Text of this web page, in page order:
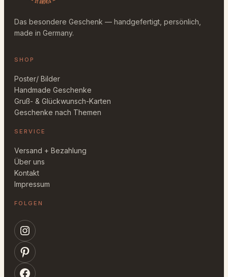
Das besondere Geschenk — handgefertigt, persönlich,
made in Germany.
SHOP
Poster/ Bilder
Handmade Geschenke
Gruß- & Glückwunsch-Karten
Geschenke nach Themen
SERVICE
Versand + Bezahlung
Über uns
Kontakt
Impressum
FOLGEN
Instagram
Pinterest
Facebook